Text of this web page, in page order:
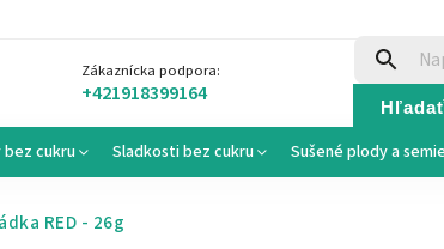
Zákaznícka podpora:
+421918399164
cukru Sladkosti bez cukru Sušené plody a
RED - 26g